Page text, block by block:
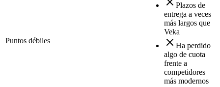
Puntos débiles
Plazos de
entrega a veces
más largos que
Veka
Ha perdido
algo de cuota
frente a
competidores
más modernos